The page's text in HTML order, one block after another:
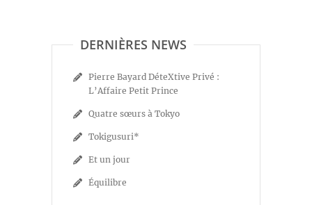
DERNIÈRES NEWS
Pierre Bayard DéteXtive Privé :
L’Affaire Petit Prince
Quatre sœurs à Tokyo
Tokigusuri*
Et un jour
Équilibre